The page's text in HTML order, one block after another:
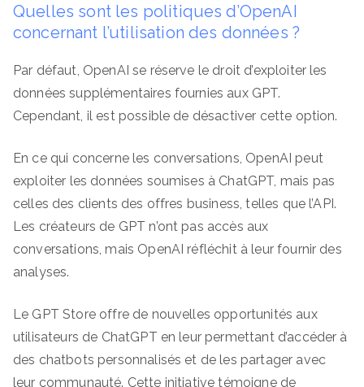
Quelles sont les politiques d’OpenAI
concernant l’utilisation des données ?
Par défaut, OpenAI se réserve le droit d’exploiter les
données supplémentaires fournies aux GPT.
Cependant, il est possible de désactiver cette option.
En ce qui concerne les conversations, OpenAI peut
exploiter les données soumises à ChatGPT, mais pas
celles des clients des offres business, telles que l’API.
Les créateurs de GPT n’ont pas accès aux
conversations, mais OpenAI réfléchit à leur fournir des
analyses.
Le GPT Store offre de nouvelles opportunités aux
utilisateurs de ChatGPT en leur permettant d’accéder à
des chatbots personnalisés et de les partager avec
leur communauté. Cette initiative témoigne de